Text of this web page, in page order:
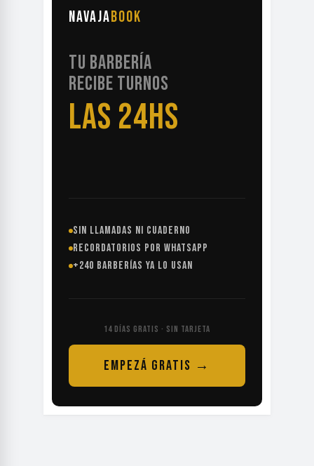
NAVAJABOOK
TU BARBERÍA
RECIBE TURNOS
LAS 24HS
SIN LLAMADAS NI CUADERNO
RECORDATORIOS POR WHATSAPP
+240 BARBERÍAS YA LO USAN
14 DÍAS GRATIS · SIN TARJETA
EMPEZÁ GRATIS →